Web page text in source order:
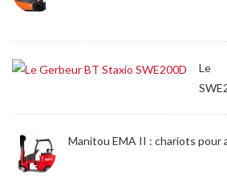
Le
Manitou EMA II : chariots pour